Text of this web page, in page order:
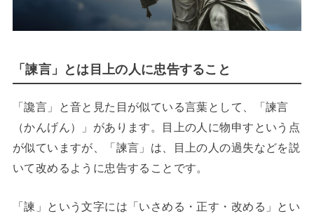
「諫言」とは目上の人に忠告すること
「讒言」と音と見た目が似ている言葉として、「諫言
（かんげん）」があります。目上の人に物申すという点
が似ていますが、「諫言」は、目上の人の過失などを説
いて改めるように忠告することです。
「諫」という文字には「いさめる・正す・改める」とい